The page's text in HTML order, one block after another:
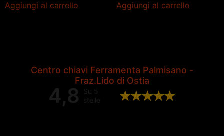
Aggiungi al carrello Aggiungi al carrello
Centro chiavi Ferramenta Palmisano -
Fraz.Lido di Ostia
4,8
Su 5
stelle